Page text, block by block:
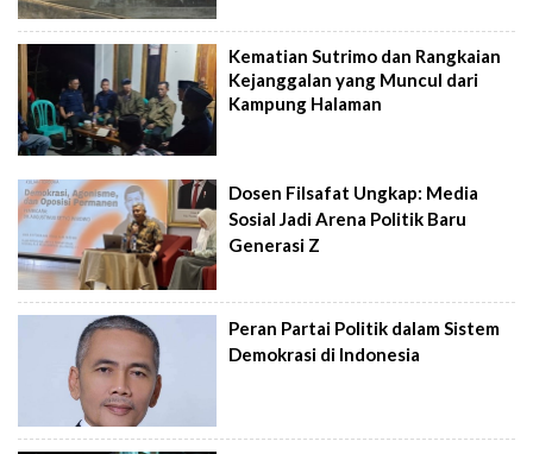
Kematian Sutrimo dan Rangkaian
Kejanggalan yang Muncul dari
Kampung Halaman
Dosen Filsafat Ungkap: Media
Sosial Jadi Arena Politik Baru
Generasi Z
Peran Partai Politik dalam Sistem
Demokrasi di Indonesia